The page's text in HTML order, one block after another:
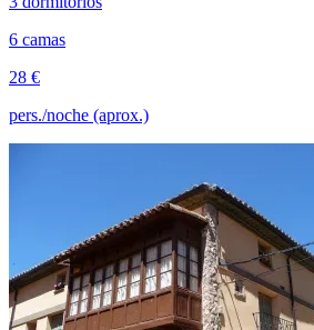
6 camas
28 €
pers./noche (aprox.)